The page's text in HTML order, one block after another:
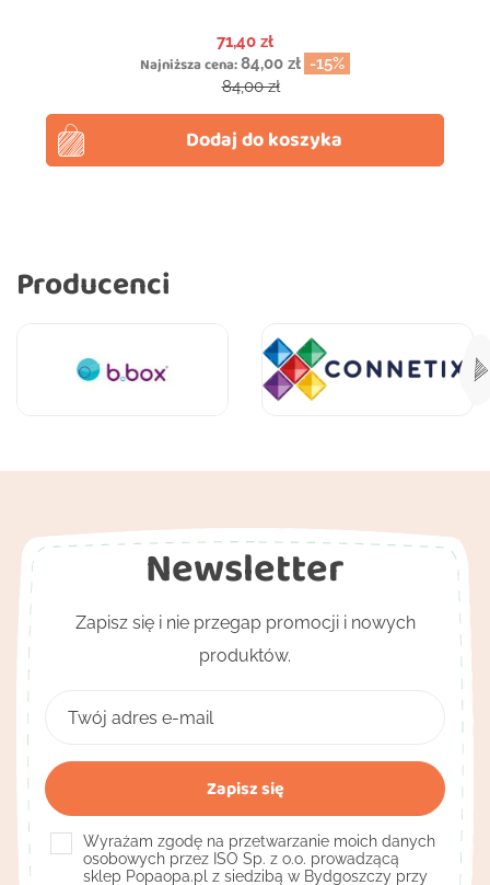
Cena
71,40 zł
Najniższa cena:84,00 zł -15%
Cena podstawowa
84,00 zł
Dodaj do koszyka
Producenci
Newsletter
Zapisz się i nie przegap promocji i nowych
produktów.
Wyrażam zgodę na przetwarzanie moich danych
osobowych przez ISO Sp. z o.o. prowadzącą
sklep Popaopa.pl z siedzibą w Bydgoszczy przy